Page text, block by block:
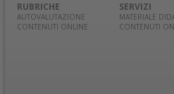
RUBRICHE
AUTOVALUTAZIONE
CONTENUTI ONLINE
SERVIZI
MATERIALE
CONTENUTI